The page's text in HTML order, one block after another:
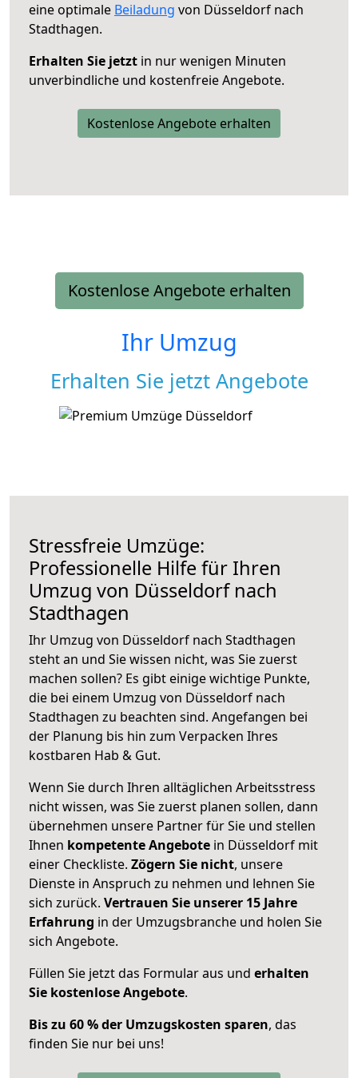
eine optimale Beiladung von Düsseldorf nach
Stadthagen.
Erhalten Sie jetzt in nur wenigen Minuten
unverbindliche und kostenfreie Angebote.
Kostenlose Angebote erhalten
Kostenlose Angebote erhalten
Ihr Umzug
Erhalten Sie jetzt Angebote
Stressfreie Umzüge:
Professionelle Hilfe für Ihren
Umzug von Düsseldorf nach
Stadthagen
Ihr Umzug von Düsseldorf nach Stadthagen
steht an und Sie wissen nicht, was Sie zuerst
machen sollen? Es gibt einige wichtige Punkte,
die bei einem Umzug von Düsseldorf nach
Stadthagen zu beachten sind. Angefangen bei
der Planung bis hin zum Verpacken Ihres
kostbaren Hab & Gut.
Wenn Sie durch Ihren alltäglichen Arbeitsstress
nicht wissen, was Sie zuerst planen sollen, dann
übernehmen unsere Partner für Sie und stellen
Ihnen kompetente Angebote in Düsseldorf mit
einer Checkliste. Zögern Sie nicht, unsere
Dienste in Anspruch zu nehmen und lehnen Sie
sich zurück. Vertrauen Sie unserer 15 Jahre
Erfahrung in der Umzugsbranche und holen Sie
sich Angebote.
Füllen Sie jetzt das Formular aus und erhalten
Sie kostenlose Angebote.
Bis zu 60 % der Umzugskosten sparen, das
finden Sie nur bei uns!